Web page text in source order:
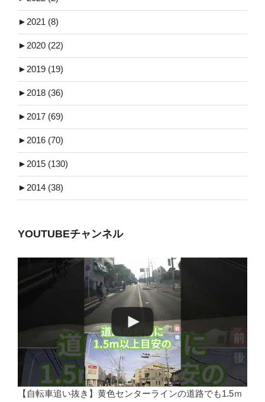
►2021 (8)
►2020 (22)
►2019 (19)
►2018 (36)
►2017 (69)
►2016 (70)
►2015 (130)
►2014 (38)
YOUTUBEチャンネル
【自転車追い抜き】黄色センターラインの道路でも1.5ｍ